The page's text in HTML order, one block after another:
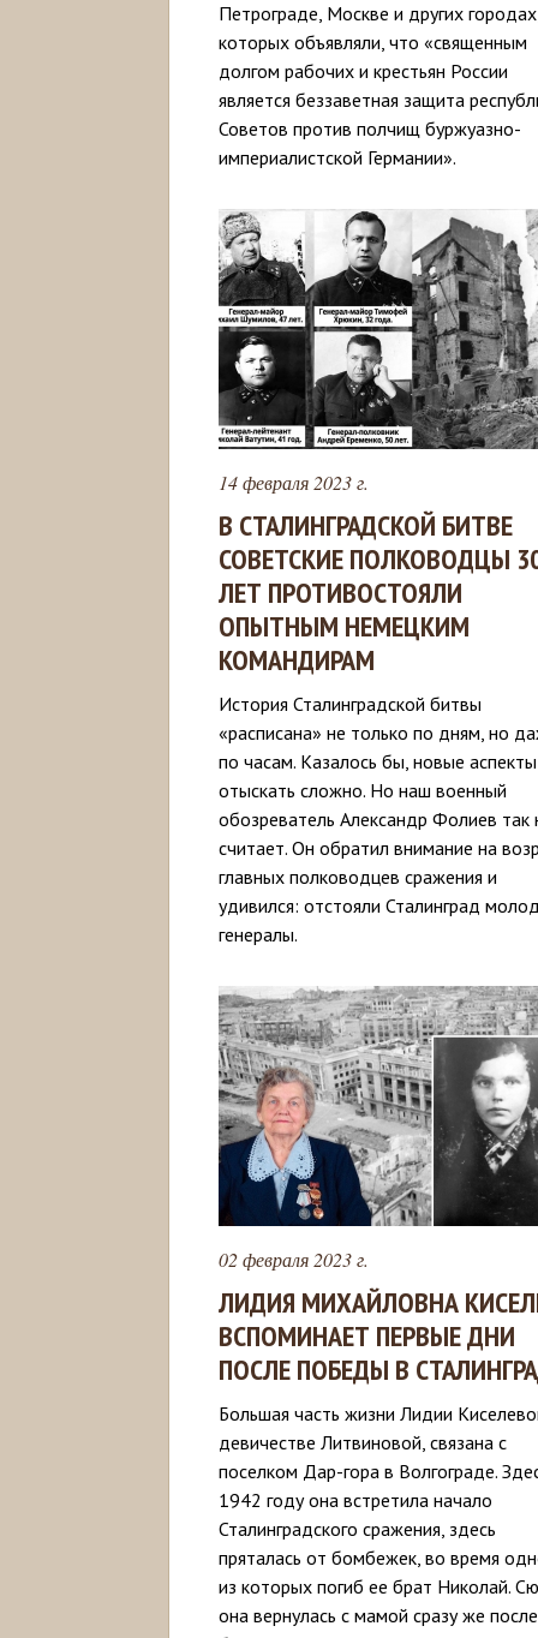
Петрограде, Москве и других
которых объявляли, что «священным
долгом рабочих и крестьян России
является беззаветная защита
Советов против полчищ буржуазно-
империалистской Германии».
14 февраля 2023 г.
В СТАЛИНГРАДСКОЙ БИТВЕ
СОВЕТСКИЕ ПОЛКОВОДЦЫ
ЛЕТ ПРОТИВОСТОЯЛИ
ОПЫТНЫМ НЕМЕЦКИМ
КОМАНДИРАМ
История Сталинградской битвы
«расписана» не только по дням, но
по часам. Казалось бы, новые
отыскать сложно. Но наш военный
обозреватель Александр Фолиев так
считает. Он обратил внимание на
главных полководцев сражения и
удивился: отстояли Сталинград
генералы.
02 февраля 2023 г.
ЛИДИЯ МИХАЙЛОВНА
ВСПОМИНАЕТ ПЕРВЫЕ ДНИ
ПОСЛЕ ПОБЕДЫ В
Большая часть жизни Лидии
девичестве Литвиновой, связана с
поселком Дар-гора в Волгограде.
1942 году она встретила начало
Сталинградского сражения, здесь
пряталась от бомбежек, во время
из которых погиб ее брат Николай.
она вернулась с мамой сразу же после